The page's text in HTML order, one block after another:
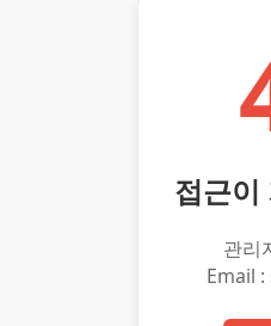
접근이
관리
Email